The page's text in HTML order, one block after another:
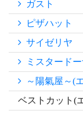
ガスト
ピザハット
サイゼリヤ
ミスタード
～陽氣屋～(
ベストカット(